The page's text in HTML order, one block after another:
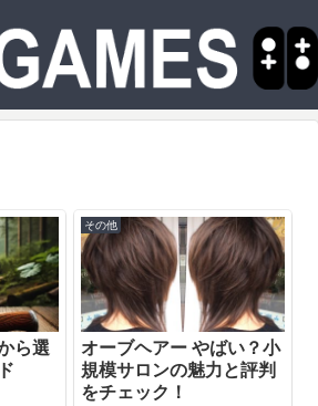
ら選
その他
オーブヘアー やばい？小
規模サロンの魅力と評判
をチェック！